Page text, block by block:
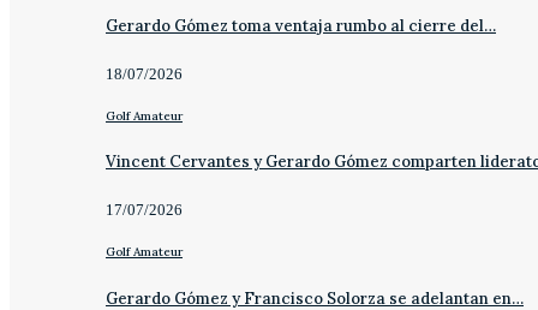
Gerardo Gómez toma ventaja rumbo al cierre del…
18/07/2026
Golf Amateur
Vincent Cervantes y Gerardo Gómez comparten
17/07/2026
Golf Amateur
Gerardo Gómez y Francisco Solorza se adelantan en…